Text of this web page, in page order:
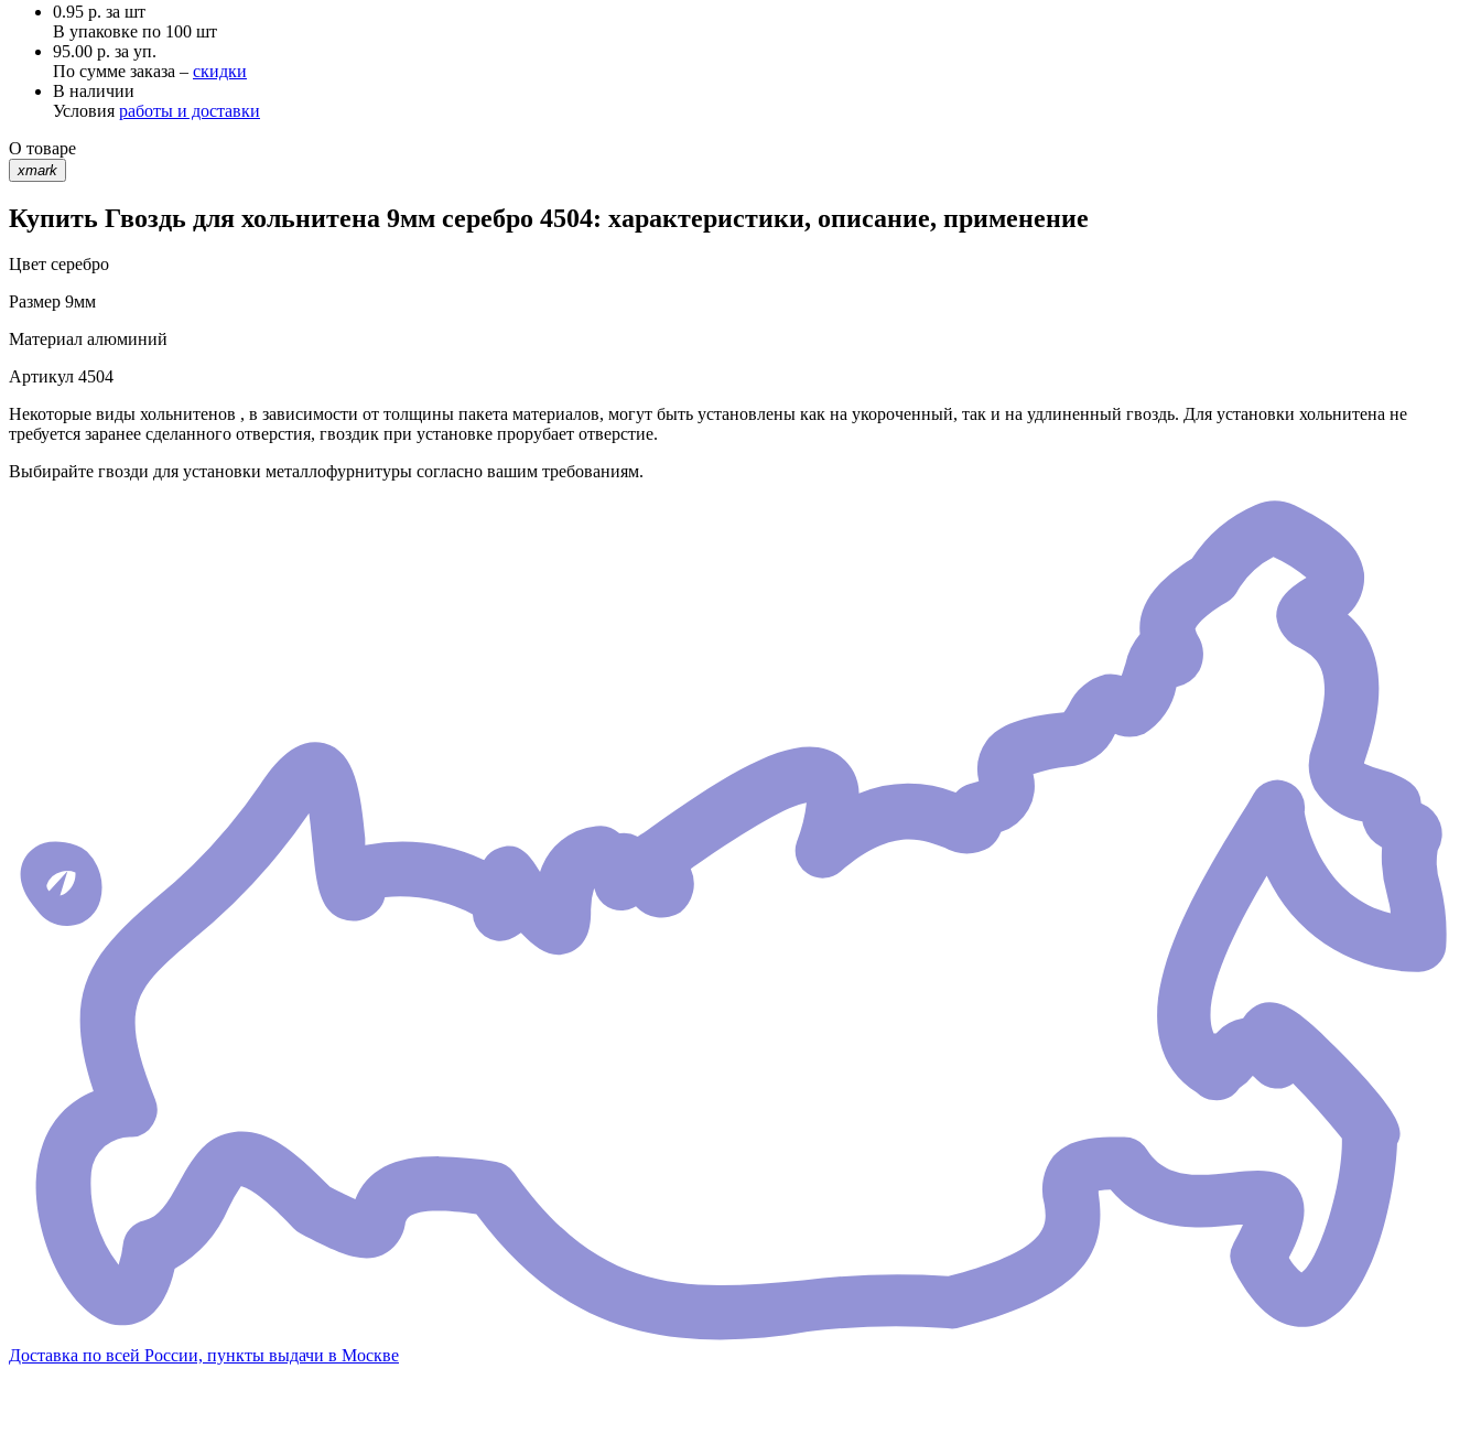
0.95 р. за шт
В упаковке по 100 шт
95.00 р. за уп.
По сумме заказа – скидки
В наличии
Условия работы и доставки
О товаре
xmark
Купить Гвоздь для хольнитена 9мм серебро 4504: характеристики, описание, применение
Цвет серебро
Размер 9мм
Материал алюминий
Артикул 4504
Некоторые виды хольнитенов , в зависимости от толщины пакета материалов, могут быть установлены как на укороченный, так и на удлиненный гвоздь. Для установки хольнитена не
требуется заранее сделанного отверстия, гвоздик при установке прорубает отверстие.
Выбирайте гвозди для установки металлофурнитуры согласно вашим требованиям.
Доставка по всей России, пункты выдачи в Москве